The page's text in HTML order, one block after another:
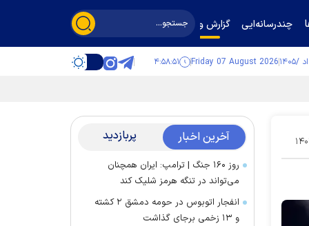
چندرسانه‌ایی گزارش و گفت‌وگو
Friday 07 August 2026 ۴:۵۸:۵۱
۱۳ آخرین اخبار پربازدید
روز ۱۶۰ جنگ | ترامپ: ایران همچنان
می‌تواند در تنگه هرمز شلیک کند
انفجار اتوبوس در حومه دمشق ۲ کشته
و ۱۳ زخمی برجای گذاشت